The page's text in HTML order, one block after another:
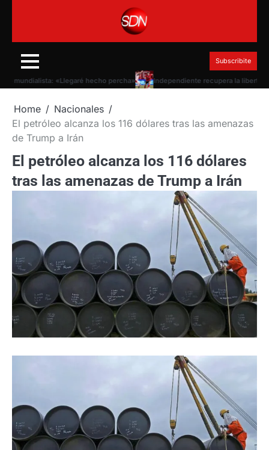
Subscribite
«Llegaré hecho percha» Independiente recupera la libertad de
Home
Nacionales
El petróleo alcanza los 116 dólares tras las amenazas
de Trump a Irán
El petróleo alcanza los 116 dólares
tras las amenazas de Trump a Irán